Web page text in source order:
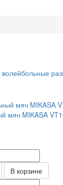
мяч MIKASA
В корзине